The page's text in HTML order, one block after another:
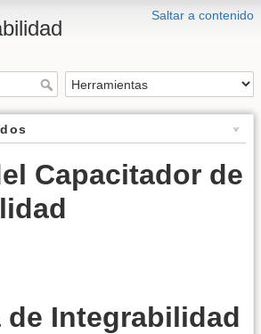
Saltar a contenido
Capacitador de
Integrabilidad